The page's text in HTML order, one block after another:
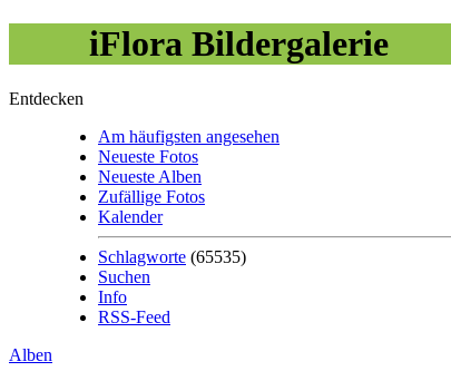
iFlora Bildergalerie
Entdecken
Am häufigsten angesehen
Neueste Fotos
Neueste Alben
Zufällige Fotos
Kalender
Schlagworte (65535)
Suchen
Info
RSS-Feed
Alben